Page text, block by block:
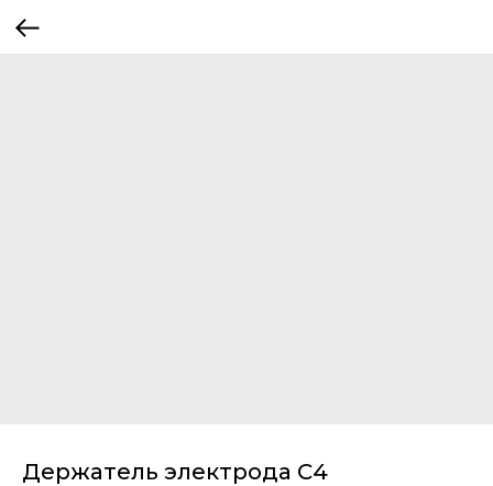
Держатель электрода С4